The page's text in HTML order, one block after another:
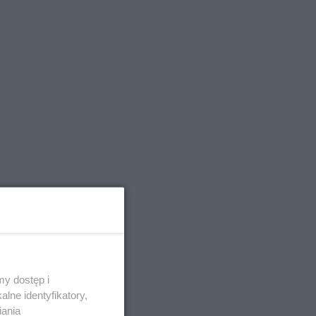
dostęp i
identyfikatory,